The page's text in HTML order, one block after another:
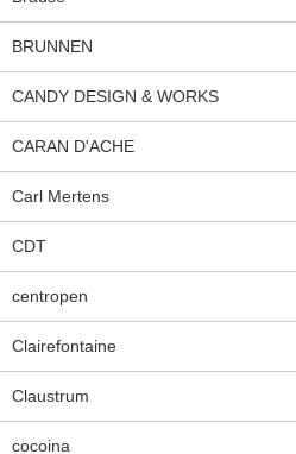
BRUNNEN
CANDY DESIGN & WORKS
CARAN D'ACHE
Carl Mertens
CDT
centropen
Clairefontaine
Claustrum
cocoina